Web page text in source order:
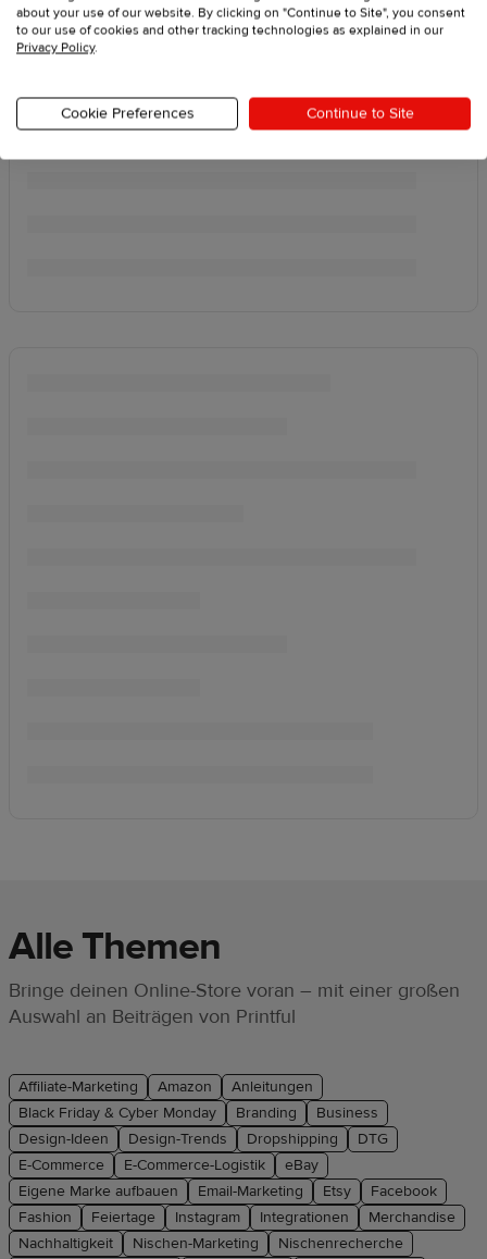
Alle Themen
Bringe deinen Online-Store voran – mit einer großen
Auswahl an Beiträgen von Printful
Affiliate-Marketing Amazon
Anleitungen
Black Friday & Cyber Monday
Branding
Business
Design-Ideen
Design-Trends Dropshipping
DTG
E-Commerce
E-Commerce-Logistik
eBay
Eigene Marke aufbauen
Email-Marketing Etsy
Facebook
Fashion
Feiertage Instagram Integrationen
Merchandise
Nachhaltigkeit
Nischen-Marketing
Nischenrecherche
about your use of our website. By clicking on "Continue to Site", you consent
to our use of cookies and other tracking technologies as explained in our
Privacy Policy.
Cookie Preferences Continue to Site